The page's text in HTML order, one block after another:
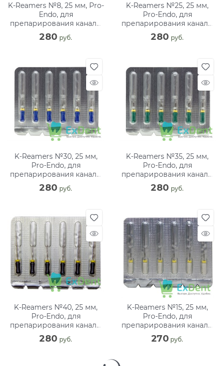
K-Reamers №8, 25 мм, Pro-
Endo, для
препарирования канала,
нержавеющая сталь (6
шт)
280 руб.
K-Reamers №25, 25 мм,
Pro-Endo, для
препарирования канала,
нержавеющая сталь (6
шт)
280 руб.
K-Reamers №30, 25 мм,
Pro-Endo, для
препарирования канала,
нержавеющая сталь (6
шт)
280 руб.
K-Reamers №35, 25 мм,
Pro-Endo, для
препарирования канала,
нержавеющая сталь (6
шт)
280 руб.
K-Reamers №40, 25 мм,
Pro-Endo, для
препарирования канала,
нержавеющая сталь (6
шт)
280 руб.
K-Reamers №15, 25 мм,
Pro-Endo, для
препарирования канала,
нержавеющая сталь (6
шт)
270 руб.